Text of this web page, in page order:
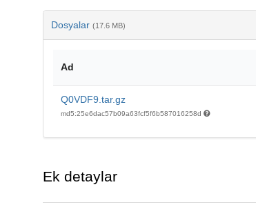
Dosyalar (17.6 MB)
Ad
Q0VDF9.tar.gz
md5:25e6dac57b09a63fcf5f6b587016258d
Ek detaylar